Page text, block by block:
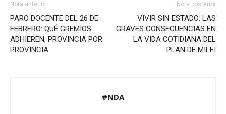
Nota anterior
PARO DOCENTE DEL 26 DE
FEBRERO: QUÉ GREMIOS
ADHIEREN, PROVINCIA POR
PROVINCIA
Nota posterior
VIVIR SIN ESTADO: LAS
GRAVES CONSECUENCIAS EN
LA VIDA COTIDIANA DEL
PLAN DE MILEI
#NDA